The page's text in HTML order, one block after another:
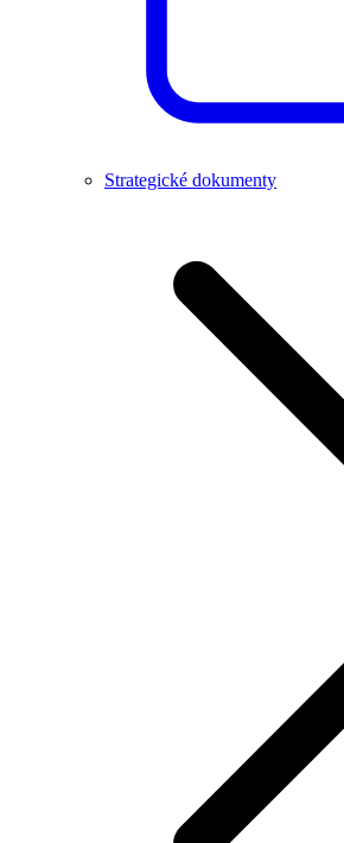
Strategické dokumenty